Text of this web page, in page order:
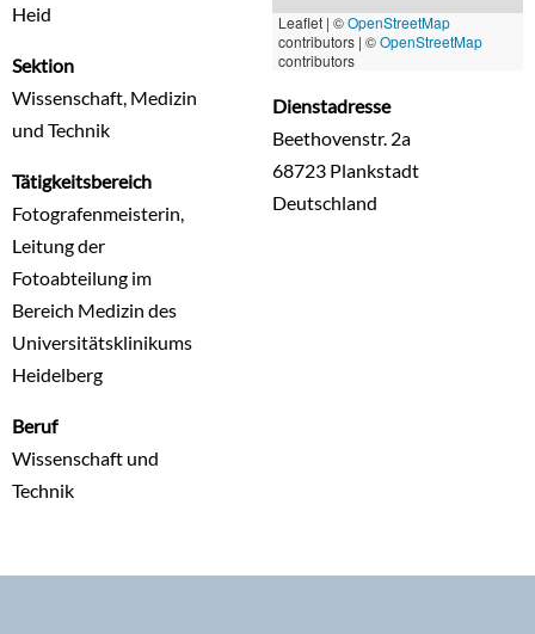
Heid
Sektion
Wissenschaft, Medizin
und Technik
Tätigkeitsbereich
Fotografenmeisterin,
Leitung der
Fotoabteilung im
Bereich Medizin des
Universitätsklinikums
Heidelberg
Beruf
Wissenschaft und
Technik
Leaflet | ©OpenStreetMap
contributors | ©OpenStreetMap
contributors
Dienstadresse
Beethovenstr. 2a
68723 Plankstadt
Deutschland